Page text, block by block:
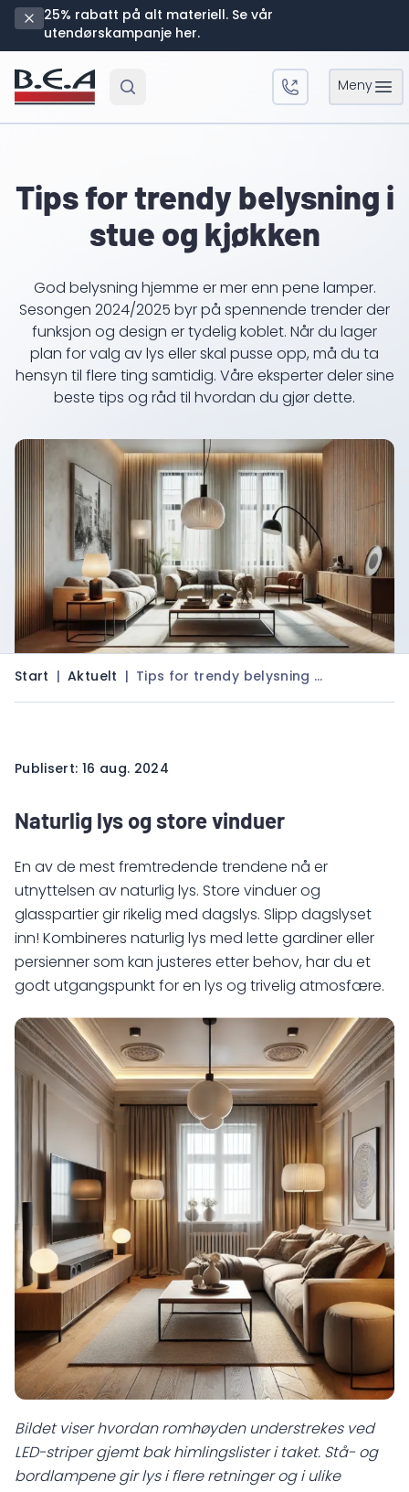
25% rabatt på alt materiell. Se vår
utendørskampanje her.
Meny
Tips for trendy belysning i
stue og kjøkken
God belysning hjemme er mer enn pene lamper.
Sesongen 2024/2025 byr på spennende trender der
funksjon og design er tydelig koblet. Når du lager
plan for valg av lys eller skal pusse opp, må du ta
hensyn til flere ting samtidig. Våre eksperter deler sine
beste tips og råd til hvordan du gjør dette.
Start Aktuelt Tips for trendy belysning …
Publisert: 16 aug. 2024
Naturlig lys og store vinduer
En av de mest fremtredende trendene nå er
utnyttelsen av naturlig lys. Store vinduer og
glasspartier gir rikelig med dagslys. Slipp dagslyset
inn! Kombineres naturlig lys med lette gardiner eller
persienner som kan justeres etter behov, har du et
godt utgangspunkt for en lys og trivelig atmosfære.
Bildet viser hvordan romhøyden understrekes ved
LED-striper gjemt bak himlingslister i taket. Stå- og
bordlampene gir lys i flere retninger og i ulike